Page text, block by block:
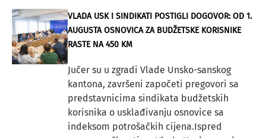
VLADA USK I SINDIKATI POSTIGLI DOGOVOR: OD 1.
AUGUSTA OSNOVICA ZA BUDŽETSKE KORISNIKE
RASTE NA 450 KM
Jučer su u zgradi Vlade Unsko-sanskog
kantona, završeni započeti pregovori sa
predstavnicima sindikata budžetskih
korisnika o usklađivanju osnovice sa
indeksom potrošačkih cijena.Ispred